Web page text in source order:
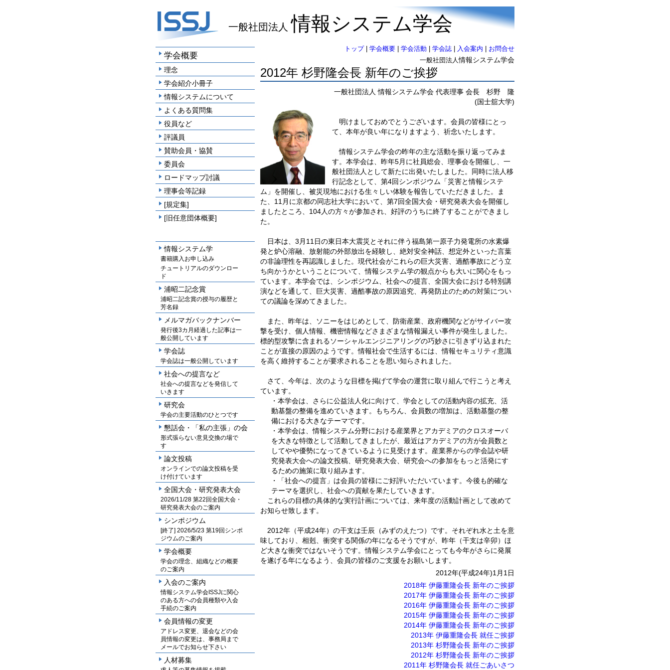
一般社団法人情報システム学会
トップ| 学会概要 学会活動 学会誌 入会案内 お問合せ
学会概要
理念
学会紹介小冊子
情報システムについて
よくある質問集
役員など
評議員
賛助会員・協賛
委員会
ロードマップ討議
理事会等記録
[規定集]
[旧任意団体概要]
一般社団法人情報システム学会
2012年 杉野隆会長 新年のご挨拶
一般社団法人 情報システム学会 代表理事 会長 杉野 隆
(国士舘大学)
明けましておめでとうございます。会員の皆様にとっ
て、本年が良い年になりますよう、祈念いたします。
情報システム学会の昨年の主な活動を振り返ってみま
す。本学会は、昨年5月に社員総会、理事会を開催し、一
般社団法人として新たに出発いたしました。同時に法人移
行記念として、第4回シンポジウム「災害と情報システ
ム」を開催し、被災現地における生々しい体験を報告していただきました。ま
た、11月に京都の同志社大学において、第7回全国大会・研究発表大会を開催し
ましたところ、104人の方々が参加され、好評のうちに終了することができまし
た。
日本は、3月11日の東日本大震災とそれに伴う福島第一原子力発電所の水素爆
発と炉心溶融、放射能の外部放出を経験し、絶対安全神話、想定外といった言葉
の非論理性を再認識しました。現代社会がこれらの巨大災害、過酷事故にどう立
ち向かうかということについて、情報システム学の観点からも大いに関心をもっ
ています。本学会では、シンポジウム、社会への提言、全国大会における特別講
演などを通して、巨大災害、過酷事故の原因追究、再発防止のための対策につい
ての議論を深めてきました。
また、昨年は、ソニーをはじめとして、防衛産業、政府機関などがサイバー攻
撃を受け、個人情報、機密情報などさまざまな情報漏えい事件が発生しました。
標的型攻撃に含まれるソーシャルエンジニアリングの巧妙さに引きずり込まれた
ことが直接の原因のようです。情報社会で生活するには、情報セキュリティ意識
を高く維持することが要求されることを思い知らされました。
さて、今年は、次のような目標を掲げて学会の運営に取り組んで行こうと考え
ています。
・本学会は、さらに公益法人化に向けて、学会としての活動内容の拡充、活
動基盤の整備を進めていきます。もちろん、会員数の増加は、活動基盤の整
備における大きなテーマです。
・本学会は、情報システム分野における産業界とアカデミアのクロスオーバ
を大きな特徴として活動してきましたが、最近はアカデミアの方が会員数と
してやや優勢になってきているように見受けます。産業界からの学会誌や研
究発表大会への論文投稿、研究発表大会、研究会への参加をもっと活発にす
るための施策に取り組みます。
・「社会への提言」は会員の皆様にご好評いただいています。今後も的確な
テーマを選択し、社会への貢献を果たしていきます。
これらの目標の具体的な実行計画については、来年度の活動計画として改めて
お知らせ致します。
2012年（平成24年）の干支は壬辰（みずのえたつ）です。それぞれ水と土を意
味しており、相剋、衝突する関係の年になるそうですが、昨年（干支は辛卯）ほ
ど大きな衝突ではないそうです。情報システム学会にとっても今年がさらに発展
を遂げる年になるよう、会員の皆様のご支援をお願いします。
2012年(平成24年)1月1日
2018年 伊藤重隆会長 新年のご挨拶
2017年 伊藤重隆会長 新年のご挨拶
2016年 伊藤重隆会長 新年のご挨拶
2015年 伊藤重隆会長 新年のご挨拶
2014年 伊藤重隆会長 新年のご挨拶
2013年 伊藤重隆会長 就任ご挨拶
2013年 杉野隆会長 新年のご挨拶
2012年 杉野隆会長 新年のご挨拶
2011年 杉野隆会長 就任ごあいさつ
情報システム学
書籍購入お申し込み
チュートリアルのダウンロー
ド
浦昭二記念賞
浦昭二記念賞の授与の履歴と
芳名録
メルマガバックナンバー
発行後3カ月経過した記事は一
般公開しています
学会誌
学会誌は一般公開しています
社会への提言など
社会への提言などを発信して
いきます
研究会
学会の主要活動のひとつです
懇話会・「私の主張」の会
形式張らない意見交換の場で
す
論文投稿
オンラインでの論文投稿を受
け付けています
全国大会・研究発表大会
2026/11/28 第22回全国大会・
研究発表大会のご案内
シンポジウム
[終了] 2026/5/23 第19回シンポ
ジウムのご案内
学会概要
学会の理念、組織などの概要
のご案内
入会のご案内
情報システム学会ISSJに関心
のある方への会員種類や入会
手続のご案内
会員情報の変更
アドレス変更、退会などの会
員情報の変更は、事務局まで
メールでお知らせ下さい
人材募集